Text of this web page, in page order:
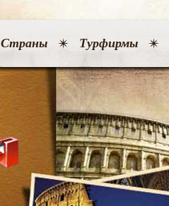
Страны Турфирмы